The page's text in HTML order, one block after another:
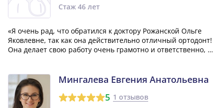
Стаж 46 лет
«Я очень рад, что обратился к доктору Рожанской Ольге
Яковлевне, так как она действительно отличный ортодонт!
Она делает свою работу очень грамотно и ответственно, и
Мингалева Евгения Анатольевна
5 1 отзывов